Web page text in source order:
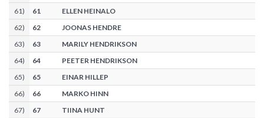
61) 61
ELLEN HEINALO
62) 62
JOONAS HENDRE
63) 63
MARILY HENDRIKSON
64) 64
PEETER HENDRIKSON
65) 65
EINAR HILLEP
66) 66
MARKO HINN
67) 67
TIINA HUNT